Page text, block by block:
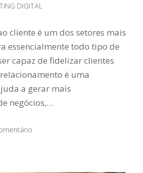
DIGITAL
cliente é um dos setores mais
essencialmente todo tipo de
capaz de fidelizar clientes
é uma
a gerar mais
negócios,…